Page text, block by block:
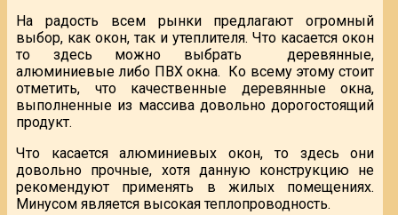
На радость всем рынки предлагают огромный
выбор, как окон, так и утеплителя. Что касается окон
то здесь можно выбрать
деревянные,
алюминиевые либо ПВХ окна.
Ко всему этому стоит
отметить, что качественные деревянные окна,
выполненные из массива довольно дорогостоящий
продукт.
Что касается алюминиевых окон, то здесь они
довольно прочные, хотя данную конструкцию не
рекомендуют применять в жилых помещениях.
Минусом является высокая теплопроводность.